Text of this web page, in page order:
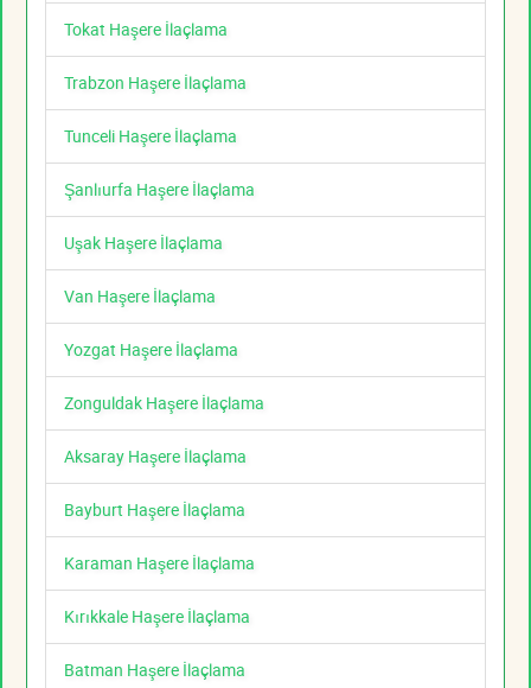
Tokat Haşere İlaçlama
Trabzon Haşere İlaçlama
Tunceli Haşere İlaçlama
Şanlıurfa Haşere İlaçlama
Uşak Haşere İlaçlama
Van Haşere İlaçlama
Yozgat Haşere İlaçlama
Zonguldak Haşere İlaçlama
Aksaray Haşere İlaçlama
Bayburt Haşere İlaçlama
Karaman Haşere İlaçlama
Kırıkkale Haşere İlaçlama
Batman Haşere İlaçlama